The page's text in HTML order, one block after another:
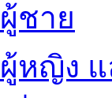
ผู้ชาย
ผู้หญิง